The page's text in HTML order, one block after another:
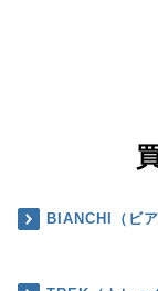
BIANCHI（ビア